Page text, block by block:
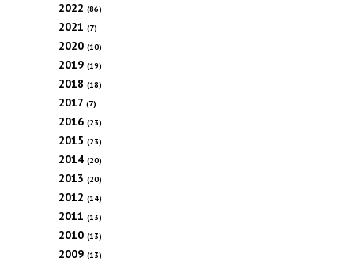
2022 (86)
2021 (7)
2020 (10)
2019 (19)
2018 (18)
2017 (7)
2016 (23)
2015 (23)
2014 (20)
2013 (20)
2012 (14)
2011 (13)
2010 (13)
2009 (13)